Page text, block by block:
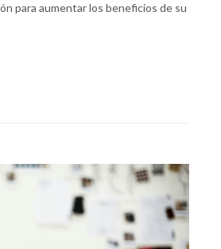
para aumentar los beneficios de su